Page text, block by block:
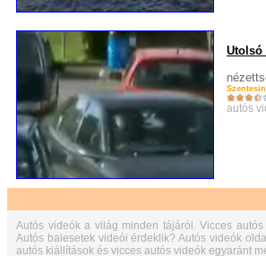
Utolsó
autós
Autós videók a világ minden tájáról. Vicces
Autós balesetek videói érdeklik? Autós videók
autós kiállítások és vicces autós videók egyaránt